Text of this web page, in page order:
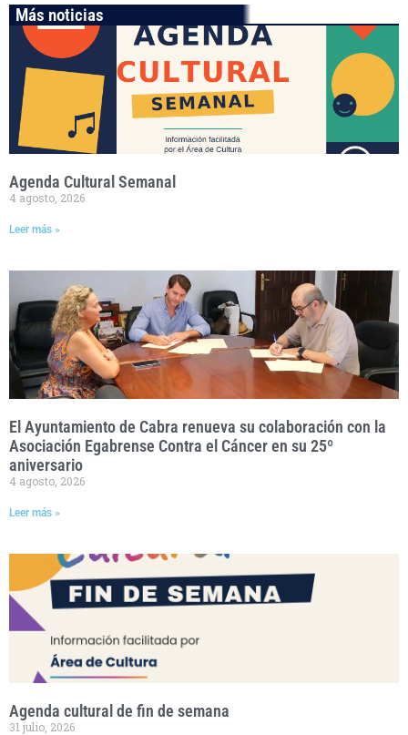
Más noticias
Agenda Cultural Semanal
4 agosto, 2026
Leer más »
El Ayuntamiento de Cabra renueva su colaboración con la
Asociación Egabrense Contra el Cáncer en su 25º
aniversario
4 agosto, 2026
Leer más »
Agenda cultural de fin de semana
31 julio, 2026